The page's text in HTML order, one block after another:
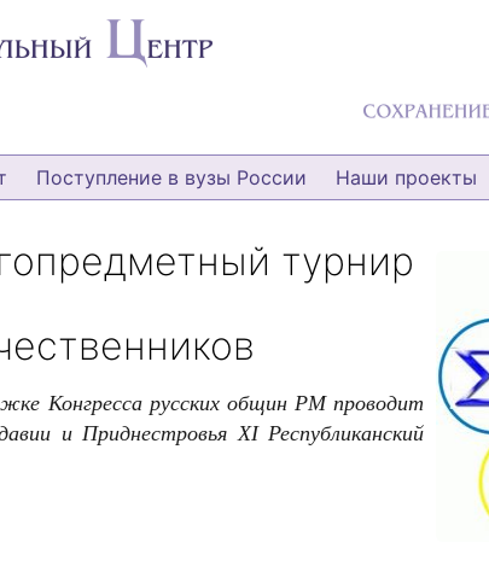
Поступление в вузы России Наши проекты
турнир
Конгресса русских общин РМ проводит
и Приднестровья ХI Республиканский